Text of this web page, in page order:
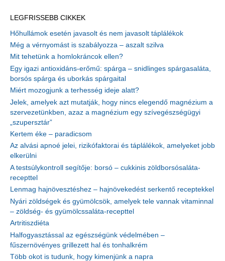
LEGFRISSEBB CIKKEK
Hőhullámok esetén javasolt és nem javasolt táplálékok
Még a vérnyomást is szabályozza – aszalt szilva
Mit tehetünk a homlokráncok ellen?
Egy igazi antioxidáns-erőmű: spárga – snidlinges spárgasaláta,
borsós spárga és uborkás spárgaital
Miért mozogjunk a terhesség ideje alatt?
Jelek, amelyek azt mutatják, hogy nincs elegendő magnézium a
szervezetünkben, azaz a magnézium egy szívegészségügyi
„szupersztár”
Kertem éke – paradicsom
Az alvási apnoé jelei, rizikófaktorai és táplálékok, amelyeket jobb
elkerülni
A testsúlykontroll segítője: borsó – cukkinis zöldborsósaláta-
recepttel
Lenmag hajnövesztéshez – hajnövekedést serkentő receptekkel
Nyári zöldségek és gyümölcsök, amelyek tele vannak vitaminnal
– zöldség- és gyümölcssaláta-recepttel
Artritiszdiéta
Halfogyasztással az egészségünk védelmében –
fűszernövényes grillezett hal és tonhalkrém
Több okot is tudunk, hogy kimenjünk a napra